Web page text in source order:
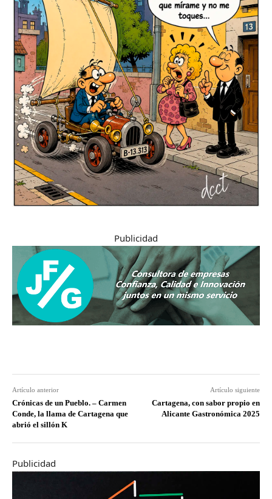
Publicidad
Artículo anterior
Crónicas de un Pueblo. – Carmen
Conde, la llama de Cartagena que
abrió el sillón K
Artículo siguiente
Cartagena, con sabor propio en
Alicante Gastronómica 2025
Publicidad